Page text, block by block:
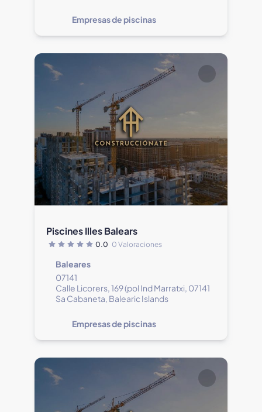
Empresas de piscinas
Piscines Illes Balears
0.0 0 Valoraciones
Baleares
07141
Calle Licorers, 169 (pol Ind Marratxi, 07141
Sa Cabaneta, Balearic Islands
Empresas de piscinas